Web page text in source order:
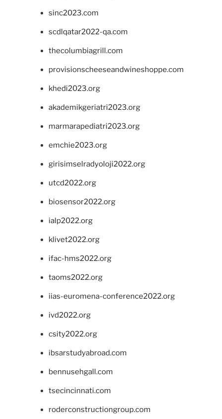
sinc2023.com
scdlqatar2022-qa.com
thecolumbiagrill.com
provisionscheeseandwineshoppe.com
khedi2023.org
akademikgeriatri2023.org
marmarapediatri2023.org
emchie2023.org
girisimselradyoloji2022.org
utcd2022.org
biosensor2022.org
ialp2022.org
klivet2022.org
ifac-hms2022.org
taoms2022.org
iias-euromena-conference2022.org
ivd2022.org
csity2022.org
ibsarstudyabroad.com
bennusehgall.com
tsecincinnati.com
roderconstructiongroup.com